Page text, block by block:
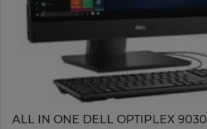
ALL IN ONE DELL OPTIPLEX